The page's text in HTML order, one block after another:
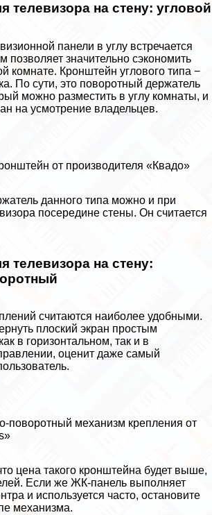
телевизора на стену: угловой
панели в углу встречается
позволяет значительно сэкономить
комнате. Кронштейн углового типа −
По сути, это поворотный держатель
можно разместить в углу комнаты, и
на усмотрение владельцев.
от производителя «Квадо»
данного типа можно и при
посередине стены. Он считается
телевизора на стену:
считаются наиболее удобными.
плоский экран простым
в горизонтальном, так и в
оценит даже самый
поворотный механизм крепления от
цена такого кронштейна будет выше,
Если же ЖК-панель выполняет
и используется часто, остановите
механизма.